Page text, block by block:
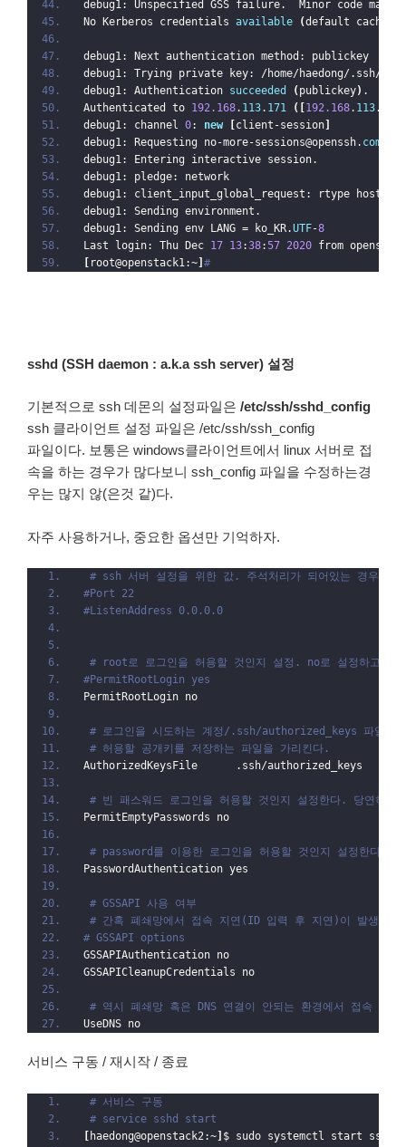
debug1: Unspecified GSS failure.  Minor code may
No Kerberos credentials available (default cache:
debug1: Next authentication method: publickey
debug1: Trying private key: /home/haedong/.ssh/
debug1: Authentication succeeded (publickey) .
Authenticated to 192.168. 113. 171 ([192.168. 113.
debug1: channel 0: new [client-session]
debug1: Requesting no-more-sessions@openssh. com
debug1: Entering interactive session.
debug1: pledge: network
debug1: client_input_global_request: rtype
debug1: Sending environment.
debug1: Sending env LANG = ko_KR.UTF-8
Last login: Thu Dec 17 13:38:57 2020 from
[ root@openstack1:~] #
sshd (SSH daemon : a.k.a ssh server) 설정
기본적으로 ssh 데몬의 설정파일은 /etc/ssh/sshd_config
ssh 클라이언트 설정 파일은 /etc/ssh/ssh_config
파일이다. 보통은 windows클라이언트에서 linux 서버로 접
속을 하는 경우가 많다보니 ssh_config 파일을 수정하는경
우는 많지 않(은것 같)다.
자주 사용하거나, 중요한 옵션만 기억하자.
# ssh 서버 설정을 위한 값. 주석처리가 되어있는 경우 기
#Port 22
#ListenAddress 0.0.0.0
# root로 로그인을 허용할 것인지 설정. no로 설정하고
#PermitRootLogin yes
PermitRootLogin no
# 로그인을 시도하는 계정/.ssh/authorized_keys 파일을
# 허용할 공개키를 저장하는 파일을 가리킨다.
AuthorizedKeysFile      .ssh/authorized_keys
# 빈 패스워드 로그인을 허용할 것인지 설정한다. 당연히
PermitEmptyPasswords no
# password를 이용한 로그인을 허용할 것인지 설정한다.
PasswordAuthentication yes
# GSSAPI 사용 여부
# 간혹 폐쇄망에서 접속 지연(ID 입력 후 지연)이 발생하년
# GSSAPI options
GSSAPIAuthentication no
GSSAPICleanupCredentials no
# 역시 폐쇄망 혹은 DNS 연결이 안되는 환경에서 접속 지연
UseDNS no
서비스 구동 / 재시작 / 종료
# 서비스 구동
# service sshd start
[ haedong@openstack2:~] $ sudo systemctl start sshd.